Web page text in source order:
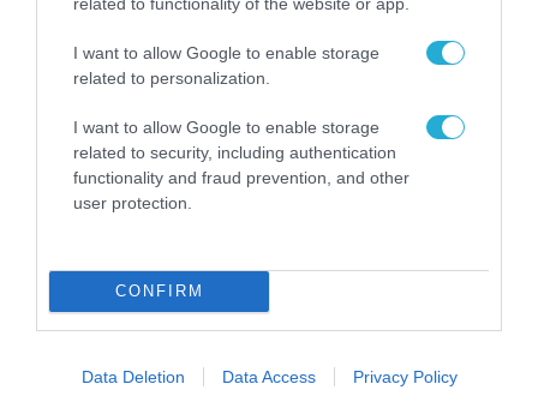
I want to allow Google to enable storage
related to personalization.
I want to allow Google to enable storage
related to security, including authentication
functionality and fraud prevention, and other
user protection.
CONFIRM
Data Deletion Data Access Privacy Policy
09.08.2026 | 17:02
ΣΥΡΙΖΑ για υποκλοπές: «Το (παρα)κράτος της ΝΔ
έχει συνέχεια και συνέπεια»